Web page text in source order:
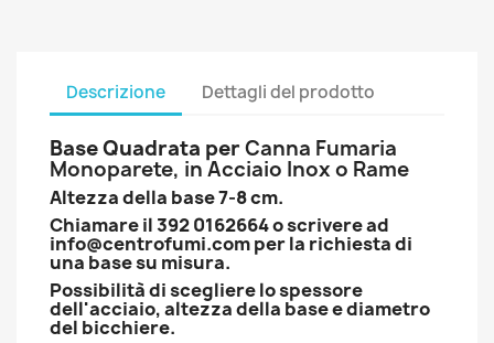
Descrizione Dettagli del prodotto
Base Quadrata per Canna Fumaria
Monoparete, in Acciaio Inox o Rame
Altezza della base 7-8 cm.
Chiamare il 392 0162664 o scrivere ad
info@centrofumi.com per la richiesta di
una base su misura.
Possibilità di scegliere lo spessore
dell'acciaio, altezza della base e diametro
del bicchiere.